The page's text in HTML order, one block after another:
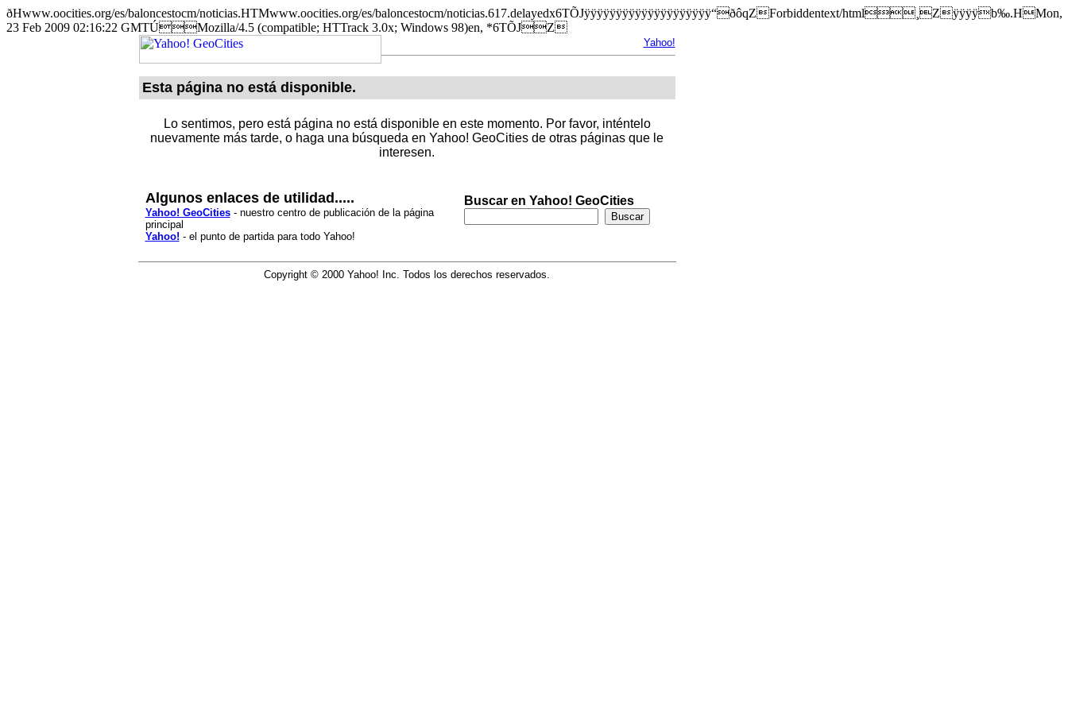
ðHwww.oocities.org/es/baloncestocm/noticias.HTMwww.oocities.org/es/baloncestocm/noticias.617.delayedx6TÕJÿÿÿÿÿÿÿÿÿÿÿÿÿÿÿÿÿÿÿÿ“ðôqZForbiddentext/html¸Zÿÿÿÿb‰.HMon,
23 Feb 2009 02:16:22 GMTÚMozilla/4.5 (compatible; HTTrack 3.0x; Windows 98)en, *6TÕJZ
Yahoo!
Esta página no está disponible.
Lo sentimos, pero está página no está disponible en este momento. Por favor, inténtelo
nuevamente más tarde, o haga una búsqueda en Yahoo! GeoCities de otras páginas que le
interesen.
Algunos enlaces de utilidad.....
Yahoo! GeoCities- nuestro centro de publicación de la página
principal
Yahoo! - el punto de partida para todo Yahoo!
Buscar en Yahoo! GeoCities
Copyright © 2000 Yahoo! Inc. Todos los derechos reservados.